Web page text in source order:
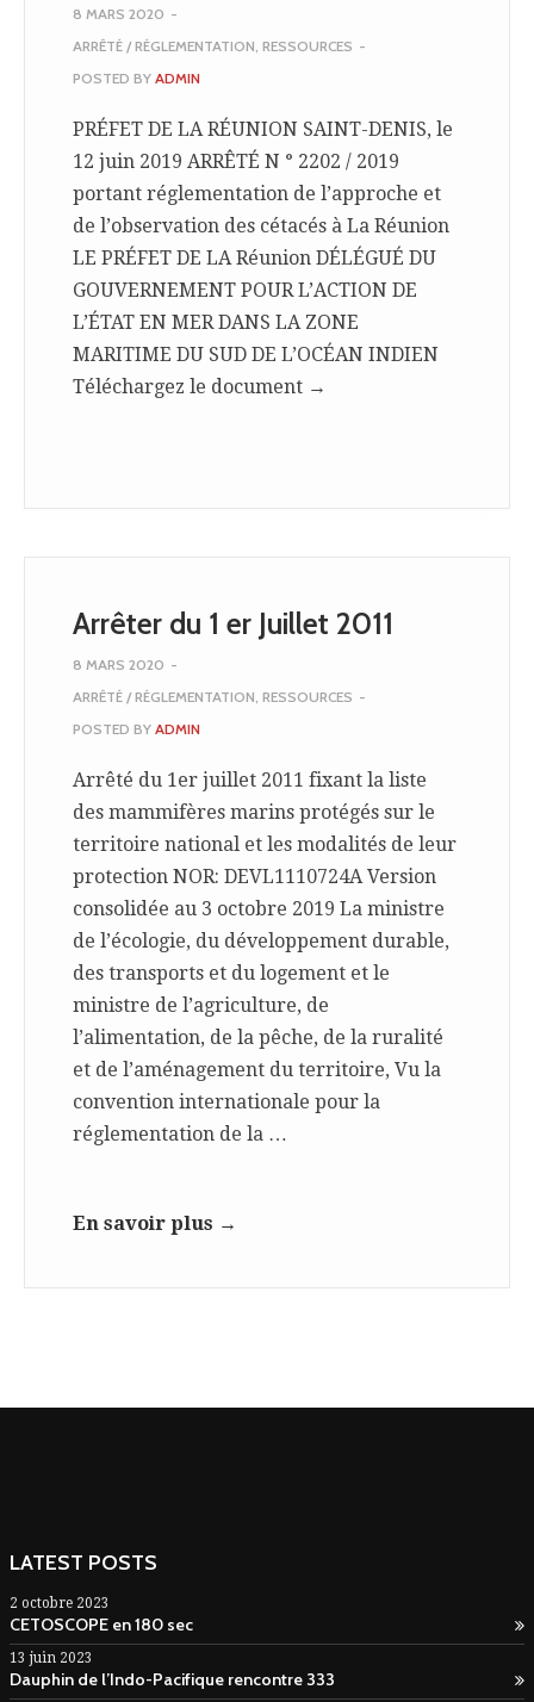
8 MARS 2020 -
ARRÊTÉ / RÉGLEMENTATION, RESSOURCES -
POSTED BY ADMIN
PRÉFET DE LA RÉUNION SAINT-DENIS, le
12 juin 2019 ARRÊTÉ N ° 2202 / 2019
portant réglementation de l’approche et
de l’observation des cétacés à La Réunion
LE PRÉFET DE LA Réunion DÉLÉGUÉ DU
GOUVERNEMENT POUR L’ACTION DE
L’ÉTAT EN MER DANS LA ZONE
MARITIME DU SUD DE L’OCÉAN INDIEN
Téléchargez le document →
Arrêter du 1 er Juillet 2011
8 MARS 2020 -
ARRÊTÉ / RÉGLEMENTATION, RESSOURCES -
POSTED BY ADMIN
Arrêté du 1er juillet 2011 fixant la liste
des mammifères marins protégés sur le
territoire national et les modalités de leur
protection NOR: DEVL1110724A Version
consolidée au 3 octobre 2019 La ministre
de l’écologie, du développement durable,
des transports et du logement et le
ministre de l’agriculture, de
l’alimentation, de la pêche, de la ruralité
et de l’aménagement du territoire, Vu la
convention internationale pour la
réglementation de la …
En savoir plus →
LATEST POSTS
2 octobre 2023
CETOSCOPE en 180 sec
13 juin 2023
Dauphin de l’Indo-Pacifique rencontre 333